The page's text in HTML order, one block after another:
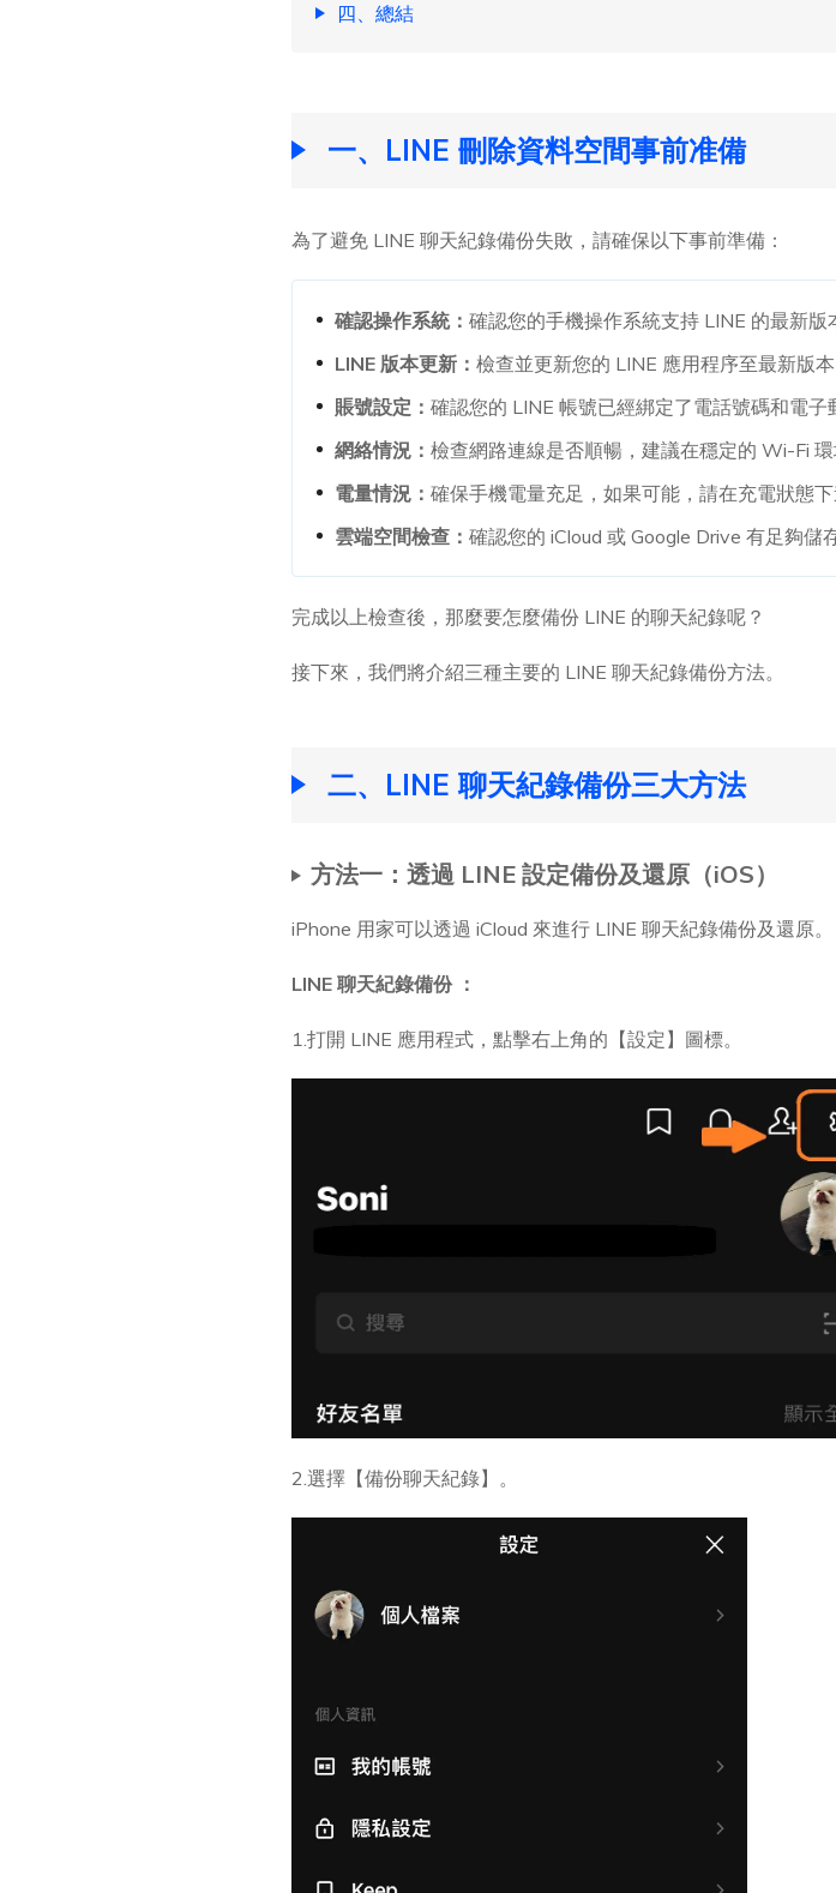
四、總結
一、LINE 刪除資料空間事前准備
為了避免 LINE 聊天紀錄備份失敗，請確保以下事前準備：
確認操作系統： 確認您的手機操作系統支持 LINE 的最新版
LINE 版本更新： 檢查並更新您的 LINE 應用程序至最新版本
賬號設定： 確認您的 LINE 帳號已經綁定了電話號碼和電子
網絡情況： 檢查網路連線是否順暢，建議在穩定的 Wi-Fi 環
電量情況： 確保手機電量充足，如果可能，請在充電狀態下
雲端空間檢查： 確認您的 iCloud 或 Google Drive 有足夠儲
完成以上檢查後，那麼要怎麼備份 LINE 的聊天紀錄呢？
接下來，我們將介紹三種主要的 LINE 聊天紀錄備份方法。
二、LINE 聊天紀錄備份三大方法
方法一：透過 LINE 設定備份及還原（iOS）
iPhone 用家可以透過 iCloud 來進行 LINE 聊天紀錄備份及還原。
LINE 聊天紀錄備份 ：
1.打開 LINE 應用程式，點擊右上角的【設定】圖標。
2.選擇【備份聊天紀錄】。